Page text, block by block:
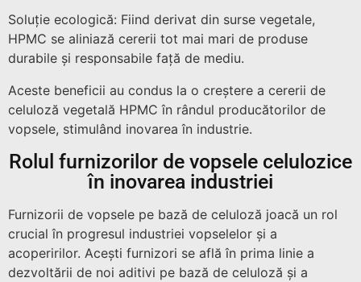
Soluție ecologică: Fiind derivat din surse vegetale,
HPMC se aliniază cererii tot mai mari de produse
durabile și responsabile față de mediu.
Aceste beneficii au condus la o creștere a cererii de
celuloză vegetală HPMC în rândul producătorilor de
vopsele, stimulând inovarea în industrie.
Rolul furnizorilor de vopsele celulozice
în inovarea industriei
Furnizorii de vopsele pe bază de celuloză joacă un rol
crucial în progresul industriei vopselelor și a
acoperirilor. Acești furnizori se află în prima linie a
dezvoltării de noi aditivi pe bază de celuloză și a